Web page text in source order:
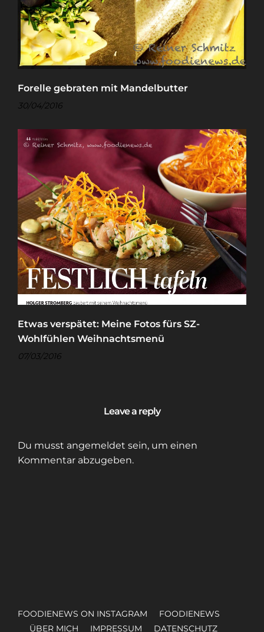
Forelle gebraten mit Mandelbutter
30/04/2016
Etwas verspätet: Meine Fotos fürs SZ-
Wohlfühlen Weihnachtsmenü
07/03/2016
Leave a reply
Du musst angemeldet sein, um einen
Kommentar abzugeben.
FOODIENEWS ON INSTAGRAM
FOODIENEWS
ÜBER MICH
IMPRESSUM DATENSCHUTZ